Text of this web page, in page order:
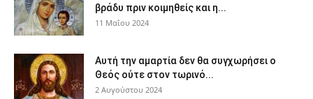
βράδυ πριν κοιμηθείς και η...
11 Μαΐου 2024
Αυτή την αμαρτία δεν θα συγχωρήσει ο
Θεός ούτε στον τωρινό...
2 Αυγούστου 2024